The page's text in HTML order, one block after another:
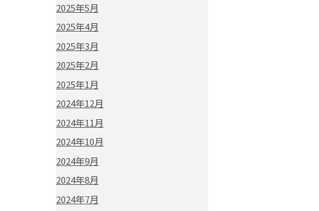
2025年5月
2025年4月
2025年3月
2025年2月
2025年1月
2024年12月
2024年11月
2024年10月
2024年9月
2024年8月
2024年7月